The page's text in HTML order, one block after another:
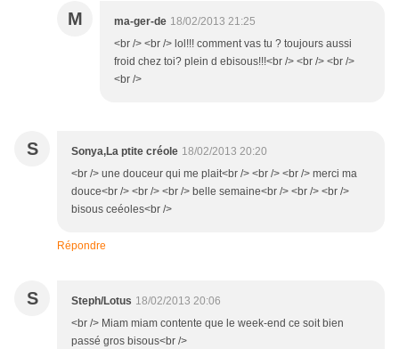
M ma-ger-de 18/02/2013 21:25
<br /> <br /> lol!!! comment vas tu ? toujours aussi
froid chez toi? plein d ebisous!!!<br /> <br /> <br />
<br />
S Sonya,La ptite créole 18/02/2013 20:20
<br /> une douceur qui me plait<br /> <br /> <br /> merci ma
douce<br /> <br /> <br /> belle semaine<br /> <br /> <br />
bisous ceéoles<br />
Répondre
S Steph/Lotus 18/02/2013 20:06
<br /> Miam miam contente que le week-end ce soit bien
passé gros bisous<br />